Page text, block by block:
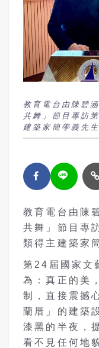
教育電台由陳碧
共舞」節目專訪
建築家簡學義先
教育電台由陳
共舞」節目專
類得主建築家
第 24 屆國家文
為：真正的美
制，直接震撼
蘭厝」的建築
漆黑的半夜，
看不見任何地